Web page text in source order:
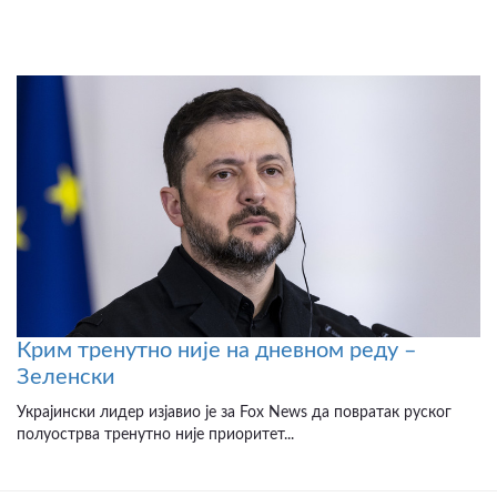
Крим тренутно није на дневном реду –
Зеленски
Украјински лидер изјавио је за Fox News да повратак руског
полуострва тренутно није приоритет...